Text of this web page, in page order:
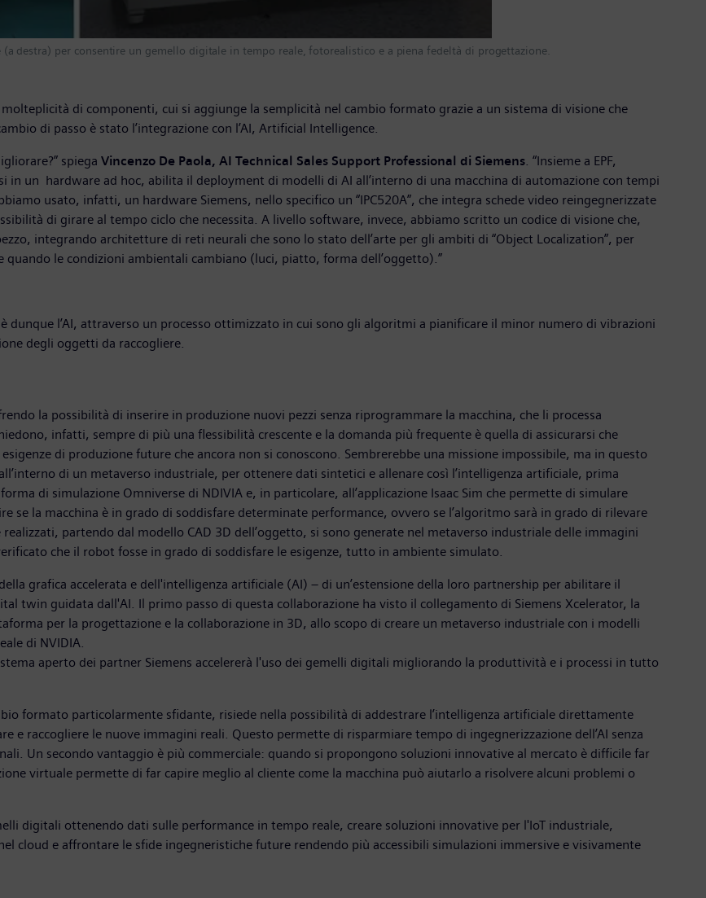
(a destra) per consentire un gemello digitale in tempo reale, fotorealistico e a piena fedeltà di progettazione.
di componenti, cui si aggiunge la semplicità nel cambio formato grazie a un sistema di visione che
di passo è stato l’integrazione con l’AI, Artificial Intelligence.
spiega Vincenzo De Paola, AI Technical Sales Support Professional di Siemens . “Insieme a EPF,
in un hardware ad hoc, abilita il deployment di modelli di AI all’interno di una macchina di automazione con tempi
usato, infatti, un hardware Siemens, nello specifico un “IPC520A”, che integra schede video reingegnerizzate
di girare al tempo ciclo che necessita. A livello software, invece, abbiamo scritto un codice di visione che,
integrando architetture di reti neurali che sono lo stato dell’arte per gli ambiti di “Object Localization”, per
le condizioni ambientali cambiano (luci, piatto, forma dell’oggetto).”
dunque l’AI, attraverso un processo ottimizzato in cui sono gli algoritmi a pianificare il minor numero di vibrazioni
degli oggetti da raccogliere.
la possibilità di inserire in produzione nuovi pezzi senza riprogrammare la macchina, che li processa
infatti, sempre di più una flessibilità crescente e la domanda più frequente è quella di assicurarsi che
di produzione future che ancora non si conoscono. Sembrerebbe una missione impossibile, ma in questo
di un metaverso industriale, per ottenere dati sintetici e allenare così l’intelligenza artificiale, prima
di simulazione Omniverse di NDIVIA e, in particolare, all’applicazione Isaac Sim che permette di simulare
se la macchina è in grado di soddisfare determinate performance, ovvero se l’algoritmo sarà in grado di rilevare
partendo dal modello CAD 3D dell’oggetto, si sono generate nel metaverso industriale delle immagini
che il robot fosse in grado di soddisfare le esigenze, tutto in ambiente simulato.
grafica accelerata e dell'intelligenza artificiale (AI) – di un’estensione della loro partnership per abilitare il
twin guidata dall'AI. Il primo passo di questa collaborazione ha visto il collegamento di Siemens Xcelerator, la
per la progettazione e la collaborazione in 3D, allo scopo di creare un metaverso industriale con i modelli
di NVIDIA.
aperto dei partner Siemens accelererà l'uso dei gemelli digitali migliorando la produttività e i processi in tutto
formato particolarmente sfidante, risiede nella possibilità di addestrare l’intelligenza artificiale direttamente
e raccogliere le nuove immagini reali. Questo permette di risparmiare tempo di ingegnerizzazione dell’AI senza
Un secondo vantaggio è più commerciale: quando si propongono soluzioni innovative al mercato è difficile far
virtuale permette di far capire meglio al cliente come la macchina può aiutarlo a risolvere alcuni problemi o
digitali ottenendo dati sulle performance in tempo reale, creare soluzioni innovative per l'IoT industriale,
cloud e affrontare le sfide ingegneristiche future rendendo più accessibili simulazioni immersive e visivamente